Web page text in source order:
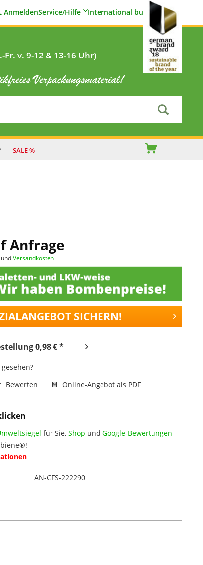
AnmeldenService/Hilfe International buyers
Fr. v. 9-12 & 13-16 Uhr)
SALE %
Anfrage
undVersandkosten
SICHERN!
0,98 € *
Bewerten Online-Angebot als PDF
für Sie,Shop undGoogle-Bewertungen
AN-GFS-222290